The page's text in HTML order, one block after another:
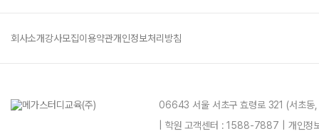
회사소개강사모집이용약관개인정보처리방침
06643 서울 서초구 효령로 321 (서초
| 학원 고객센터 : 1588-7887 | 개인